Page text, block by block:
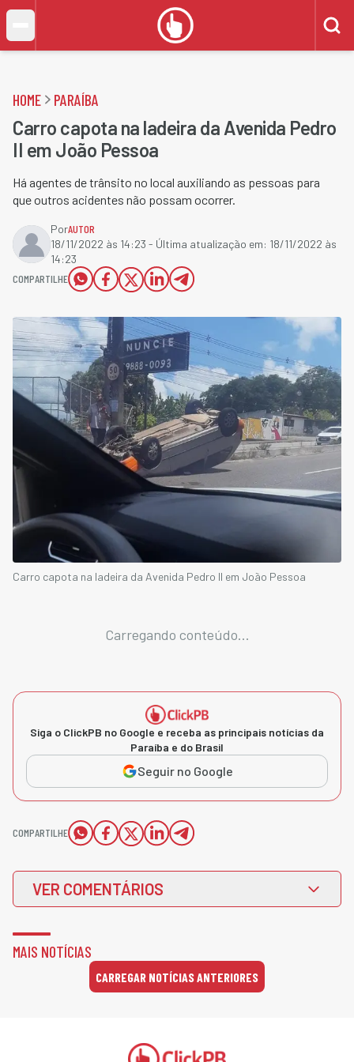
HOME PARAÍBA
Carro capota na ladeira da Avenida Pedro
II em João Pessoa
Há agentes de trânsito no local auxiliando as pessoas para
que outros acidentes não possam ocorrer.
PorAUTOR
18/11/2022 às 14:23 - Última atualização em: 18/11/2022 às
14:23
COMPARTILHE
Carro capota na ladeira da Avenida Pedro II em João Pessoa
Carregando conteúdo...
Siga o ClickPB no Google e receba as principais notícias da
Paraíba e do Brasil
Seguir no Google
COMPARTILHE
VER COMENTÁRIOS
MAIS NOTÍCIAS
CARREGAR NOTÍCIAS ANTERIORES